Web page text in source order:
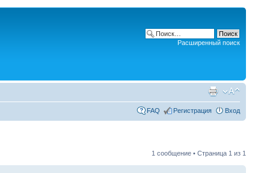
Расширенный поиск
FAQ Регистрация Вход
1 сообщение • Страница 1 из 1